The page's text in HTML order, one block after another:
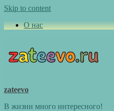
Skip to content
О нас
zateevo
В жизни много интересного!